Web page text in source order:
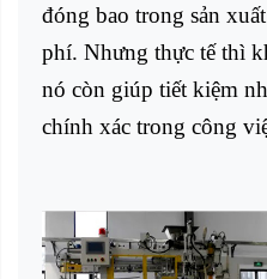
đóng bao trong sản
phí. Nhưng thực tế thì
nó còn giúp tiết kiệm
chính xác trong công